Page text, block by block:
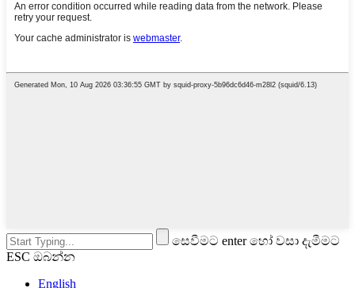
සෙවීමට enter හෝ වසා දැමීමට
ESC ඔබන්න
English